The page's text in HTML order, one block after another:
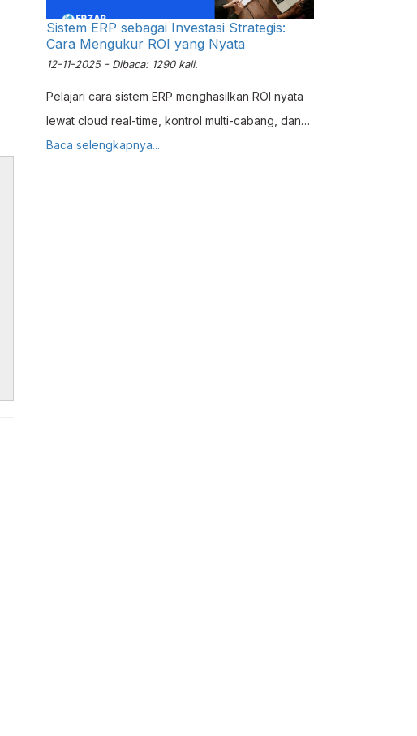
Sistem ERP sebagai Investasi Strategis:
Cara Mengukur ROI yang Nyata
12-11-2025 - Dibaca: 1290 kali.
Pelajari cara sistem ERP menghasilkan ROI nyata
lewat cloud real-time, kontrol multi-cabang, dan
implementasi terstruktur bersama Erzap.
Baca selengkapnya...